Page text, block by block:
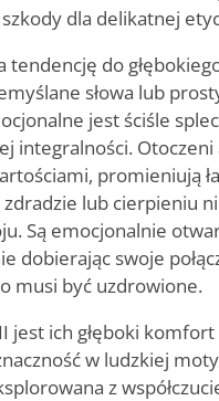
dla delikatnej
tendencję do
słowa lub
jest ściśle
integralności.
promieniują
lub cierpieniu
Są emocjonalnie
dobierając swoje
musi być uzdrowione.
jest ich głęboki
w ludzkiej
z